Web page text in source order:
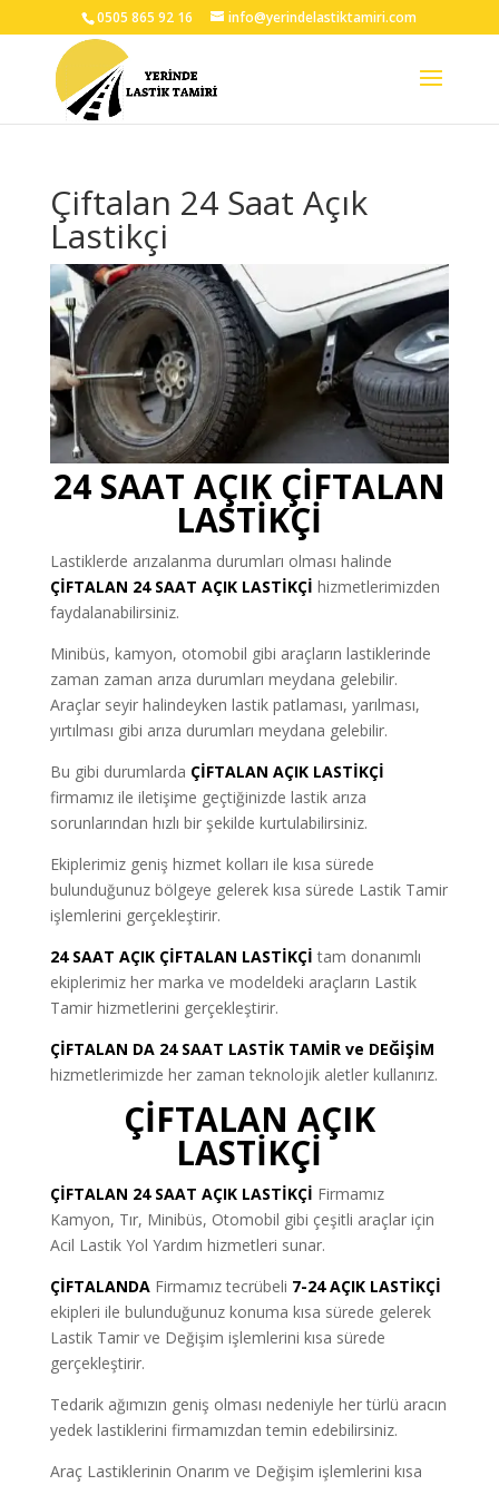
0505 865 92 16 info@yerindelastiktamiri.com
Çiftalan 24 Saat Açık
Lastikçi
24 SAAT AÇIK ÇİFTALAN
LASTİKÇİ
Lastiklerde arızalanma durumları olması halinde
ÇİFTALAN 24 SAAT AÇIK LASTİKÇİ hizmetlerimizden
faydalanabilirsiniz.
Minibüs, kamyon, otomobil gibi araçların lastiklerinde
zaman zaman arıza durumları meydana gelebilir.
Araçlar seyir halindeyken lastik patlaması, yarılması,
yırtılması gibi arıza durumları meydana gelebilir.
Bu gibi durumlarda ÇİFTALAN AÇIK LASTİKÇİ
firmamız ile iletişime geçtiğinizde lastik arıza
sorunlarından hızlı bir şekilde kurtulabilirsiniz.
Ekiplerimiz geniş hizmet kolları ile kısa sürede
bulunduğunuz bölgeye gelerek kısa sürede Lastik Tamir
işlemlerini gerçekleştirir.
24 SAAT AÇIK ÇİFTALAN LASTİKÇİ tam donanımlı
ekiplerimiz her marka ve modeldeki araçların Lastik
Tamir hizmetlerini gerçekleştirir.
ÇİFTALAN DA 24 SAAT LASTİK TAMİR ve DEĞİŞİM
hizmetlerimizde her zaman teknolojik aletler kullanırız.
ÇİFTALAN AÇIK
LASTİKÇİ
ÇİFTALAN 24 SAAT AÇIK LASTİKÇİ Firmamız
Kamyon, Tır, Minibüs, Otomobil gibi çeşitli araçlar için
Acil Lastik Yol Yardım hizmetleri sunar.
ÇİFTALANDA Firmamız tecrübeli 7-24 AÇIK LASTİKÇİ
ekipleri ile bulunduğunuz konuma kısa sürede gelerek
Lastik Tamir ve Değişim işlemlerini kısa sürede
gerçekleştirir.
Tedarik ağımızın geniş olması nedeniyle her türlü aracın
yedek lastiklerini firmamızdan temin edebilirsiniz.
Araç Lastiklerinin Onarım ve Değişim işlemlerini kısa